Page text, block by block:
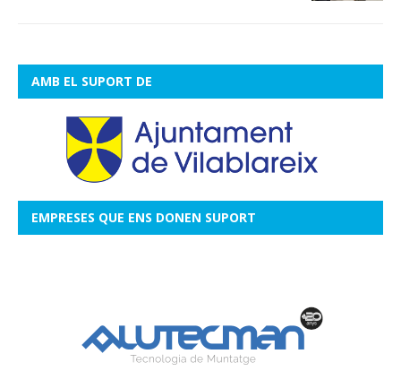
AMB EL SUPORT DE
EMPRESES QUE ENS DONEN SUPORT